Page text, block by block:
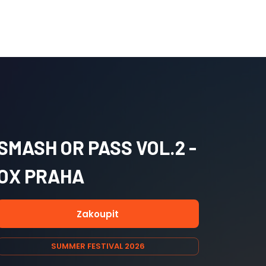
OR PASS VOL.2 -
PRAHA
Zakoupit
SUMMER FESTIVAL 2026